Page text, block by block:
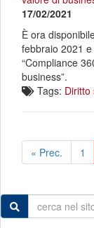
17/02/2021
È ora
febbraio 2021
“Compliance
business”.
Tags: Diritto
« Prec. 1